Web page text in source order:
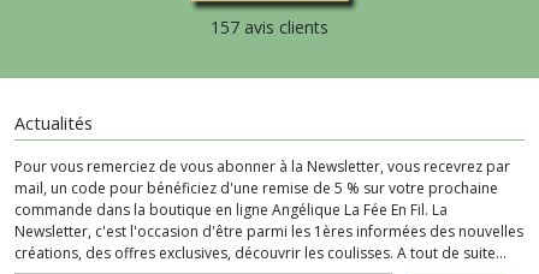
157 avis clients
Actualités
Pour vous remerciez de vous abonner à la Newsletter, vous recevrez par
mail, un code pour bénéficiez d'une remise de 5 % sur votre prochaine
commande dans la boutique en ligne Angélique La Fée En Fil. La
Newsletter, c'est l'occasion d'être parmi les 1ères informées des nouvelles
créations, des offres exclusives, découvrir les coulisses. A tout de suite...